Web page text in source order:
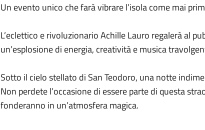
Un evento unico che farà vibrare l’isola come mai
L’eclettico e rivoluzionario Achille Lauro regalerà al
un’esplosione di energia, creatività e musica
Sotto il cielo stellato di San Teodoro, una notte
Non perdete l’occasione di essere parte di questa
fonderanno in un’atmosfera magica.